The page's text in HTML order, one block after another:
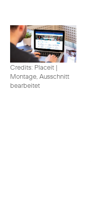
Credits: Placeit |
Montage, Ausschnitt
bearbeitet